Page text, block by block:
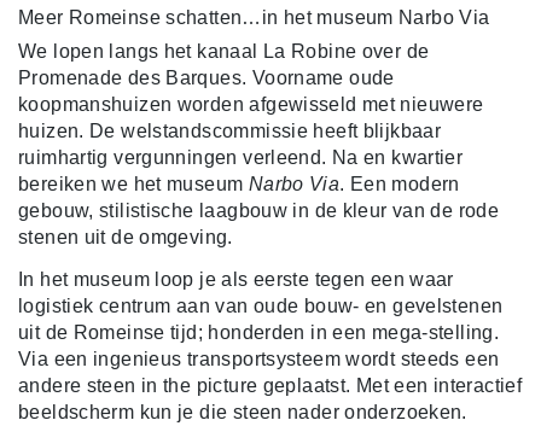
Meer Romeinse schatten…in het museum Narbo Via
We lopen langs het kanaal La Robine over de
Promenade des Barques. Voorname oude
koopmanshuizen worden afgewisseld met nieuwere
huizen. De welstandscommissie heeft blijkbaar
ruimhartig vergunningen verleend. Na en kwartier
bereiken we het museum Narbo Via. Een modern
gebouw, stilistische laagbouw in de kleur van de rode
stenen uit de omgeving.
In het museum loop je als eerste tegen een waar
logistiek centrum aan van oude bouw- en gevelstenen
uit de Romeinse tijd; honderden in een mega-stelling.
Via een ingenieus transportsysteem wordt steeds een
andere steen in the picture geplaatst. Met een interactief
beeldscherm kun je die steen nader onderzoeken.